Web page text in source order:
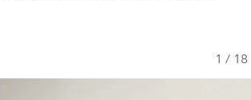
1 / 18